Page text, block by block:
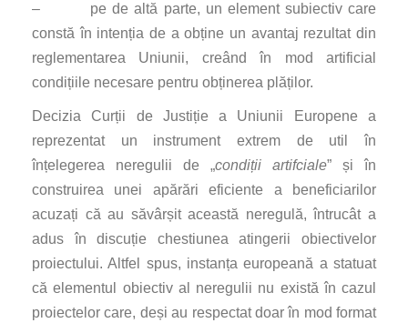
– pe de altă parte, un element subiectiv care
constă în intenția de a obține un avantaj rezultat din
reglementarea Uniunii, creând în mod artificial
condițiile necesare pentru obținerea plăților.
Decizia Curții de Justiție a Uniunii Europene a
reprezentat un instrument extrem de util în
înțelegerea neregulii de „condiții artifciale” și în
construirea unei apărări eficiente a beneficiarilor
acuzați că au săvârșit această neregulă, întrucât a
adus în discuție chestiunea atingerii obiectivelor
proiectului. Altfel spus, instanța europeană a statuat
că elementul obiectiv al neregulii nu există în cazul
proiectelor care, deși au respectat doar în mod format